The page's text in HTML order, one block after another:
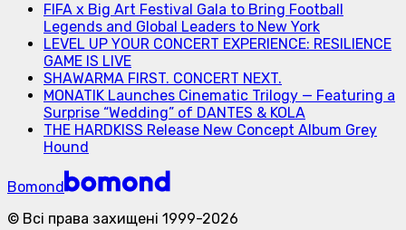
FIFA x Big Art Festival Gala to Bring Football
Legends and Global Leaders to New York
LEVEL UP YOUR CONCERT EXPERIENCE: RESILIENCE
GAME IS LIVE
SHAWARMA FIRST. CONCERT NEXT.
MONATIK Launches Cinematic Trilogy — Featuring a
Surprise “Wedding” of DANTES & KOLA
THE HARDKISS Release New Concept Album Grey
Hound
Bomond
© Всі права захищені 1999-2026